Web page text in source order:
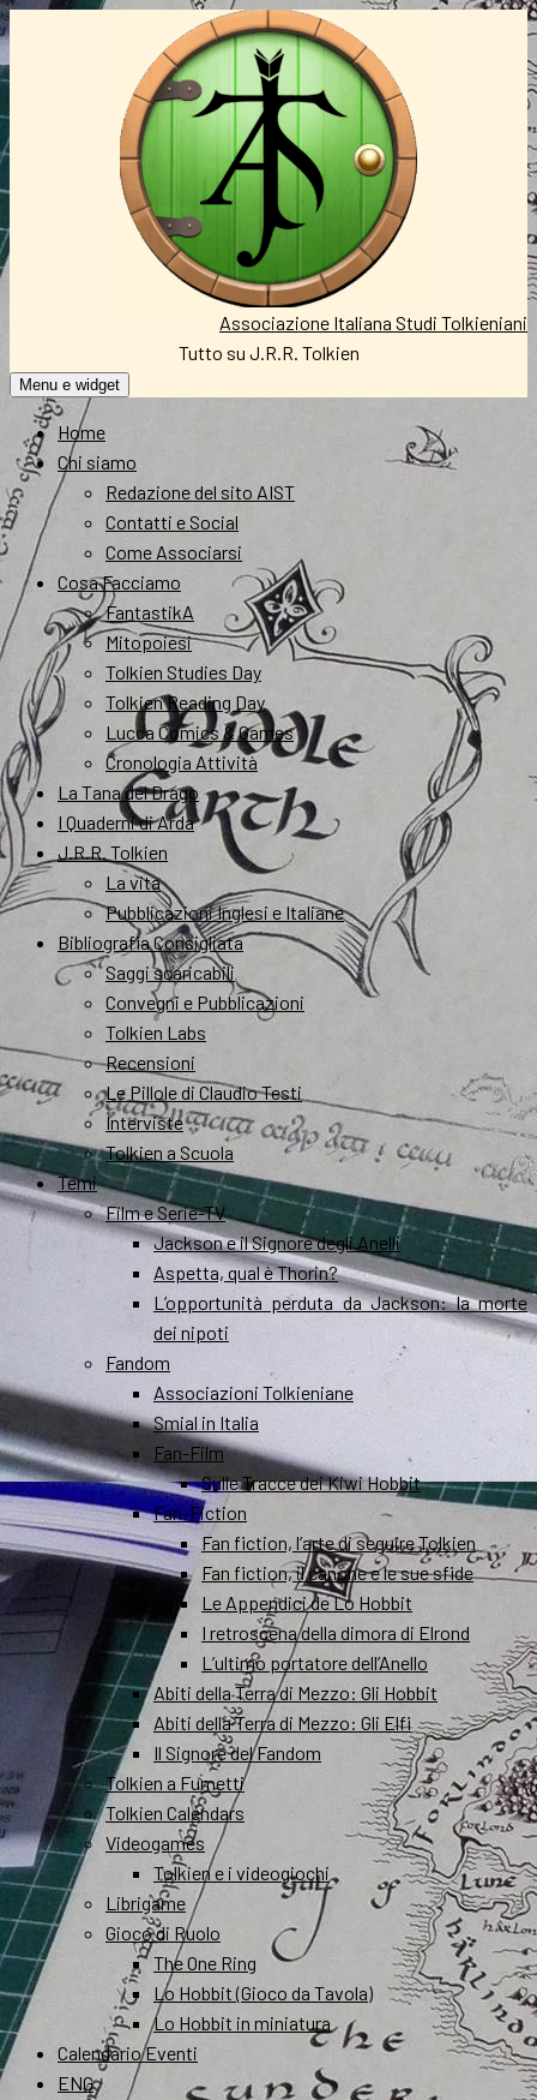
Vai
contenuto
Associazione Italiana Studi Tolkieniani
Tutto su J.R.R. Tolkien
Menu e widget
Home
Chi siamo
Redazione del sito AIST
Contatti e Social
Come Associarsi
Cosa Facciamo
FantastikA
Mitopoiesi
Tolkien Studies Day
Tolkien Reading Day
Lucca Comics & Games
Cronologia Attività
La Tana del Drago
I Quaderni di Arda
J.R.R. Tolkien
La vita
Pubblicazioni Inglesi e Italiane
Bibliografia Consigliata
Saggi scaricabili
Convegni e Pubblicazioni
Tolkien Labs
Recensioni
Le Pillole di Claudio Testi
Interviste
Tolkien a Scuola
Temi
Film e Serie-TV
Jackson e il Signore degli Anelli
Aspetta, qual è Thorin?
L’opportunità perduta da Jackson: la morte
dei nipoti
Fandom
Associazioni Tolkieniane
Smial in Italia
Fan-Film
Sulle Tracce dei Kiwi Hobbit
Fan-Fiction
Fan fiction, l’arte di seguire Tolkien
Fan fiction, il canone e le sue sfide
Le Appendici de Lo Hobbit
I retroscena della dimora di Elrond
L’ultimo portatore dell’Anello
Abiti della Terra di Mezzo: Gli Hobbit
Abiti della Terra di Mezzo: Gli Elfi
Il Signore del Fandom
Tolkien a Fumetti
Tolkien Calendars
Videogames
Tolkien e i videogiochi
Librigame
Gioco di Ruolo
The One Ring
Lo Hobbit (Gioco da Tavola)
Lo Hobbit in miniatura
Calendario Eventi
ENG